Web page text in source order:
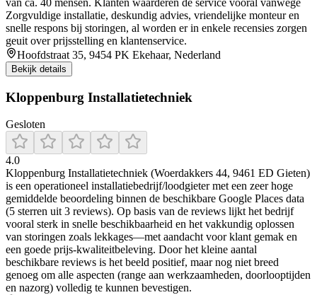
van ca. 40 mensen. Klanten waarderen de service vooral vanwege
Zorgvuldige installatie, deskundig advies, vriendelijke monteur en
snelle respons bij storingen, al worden er in enkele recensies zorgen
geuit over prijsstelling en klantenservice.
Hoofdstraat 35, 9454 PK Ekehaar, Nederland
Bekijk details
Kloppenburg Installatietechniek
Gesloten
4.0
Kloppenburg Installatietechniek (Woerdakkers 44, 9461 ED Gieten)
is een operationeel installatiebedrijf/loodgieter met een zeer hoge
gemiddelde beoordeling binnen de beschikbare Google Places data
(5 sterren uit 3 reviews). Op basis van de reviews lijkt het bedrijf
vooral sterk in snelle beschikbaarheid en het vakkundig oplossen
van storingen zoals lekkages—met aandacht voor klant gemak en
een goede prijs-kwaliteitbeleving. Door het kleine aantal
beschikbare reviews is het beeld positief, maar nog niet breed
genoeg om alle aspecten (range aan werkzaamheden, doorlooptijden
en nazorg) volledig te kunnen bevestigen.